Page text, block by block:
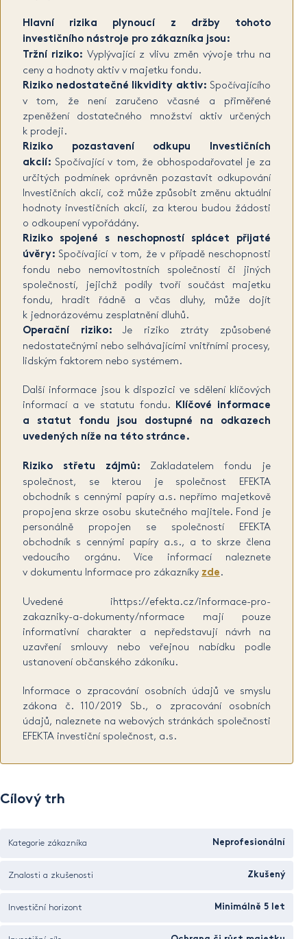
Hlavní rizika plynoucí z držby tohoto
investičního nástroje pro zákazníka jsou:
Tržní riziko: Vyplývající z vlivu změn vývoje trhu na
ceny a hodnoty aktiv v majetku fondu.
Riziko nedostatečné likvidity aktiv: Spočívajícího
v tom, že není zaručeno včasné a přiměřené
zpeněžení dostatečného množství aktiv určených
k prodeji.
Riziko pozastavení odkupu Investičních
akcií: Spočívající v tom, že obhospodařovatel je za
určitých podmínek oprávněn pozastavit odkupování
Investičních akcií, což může způsobit změnu aktuální
hodnoty investičních akcií, za kterou budou žádosti
o odkoupení vypořádány.
Riziko spojené s neschopností splácet přijaté
úvěry:Spočívající v tom, že v případě neschopnosti
fondu nebo nemovitostních společností či jiných
společností, jejichž podíly tvoří součást majetku
fondu, hradit řádně a včas dluhy, může dojít
k jednorázovému zesplatnění dluhů.
Operační riziko:Je riziko ztráty způsobené
nedostatečnými nebo selhávajícími vnitřními procesy,
lidským faktorem nebo systémem.
Další informace jsou k dispozici ve sdělení klíčových
informací a ve statutu fondu. Klíčové informace
a statut fondu jsou dostupné na odkazech
uvedených níže na této stránce.
Riziko střetu zájmů:
Zakladatelem fondu je
společnost, se kterou je společnost EFEKTA
obchodník s cennými papíry a.s. nepřímo majetkově
propojena skrze osobu skutečného majitele. Fond je
personálně propojen se společností EFEKTA
obchodník s cennými papíry a.s., a to skrze člena
vedoucího orgánu. Více informací naleznete
v dokumentu Informace pro zákazníky zde .
Uvedené ihttps://efekta.cz/informace-pro-
zakazniky-a-dokumenty/nformace mají pouze
informativní charakter a nepředstavují návrh na
uzavření smlouvy nebo veřejnou nabídku podle
ustanovení občanského zákoníku.
Informace o zpracování osobních údajů ve smyslu
zákona č. 110/2019 Sb., o zpracování osobních
údajů, naleznete na webových stránkách společnosti
EFEKTA investiční společnost, a.s.
Cílový trh
Kategorie zákazníka Neprofesionální
Znalosti a zkušenosti Zkušený
Investiční horizont Minimálně 5 let